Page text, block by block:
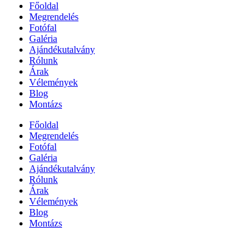
Főoldal
Megrendelés
Fotófal
Galéria
Ajándékutalvány
Rólunk
Árak
Vélemények
Blog
Montázs
Főoldal
Megrendelés
Fotófal
Galéria
Ajándékutalvány
Rólunk
Árak
Vélemények
Blog
Montázs